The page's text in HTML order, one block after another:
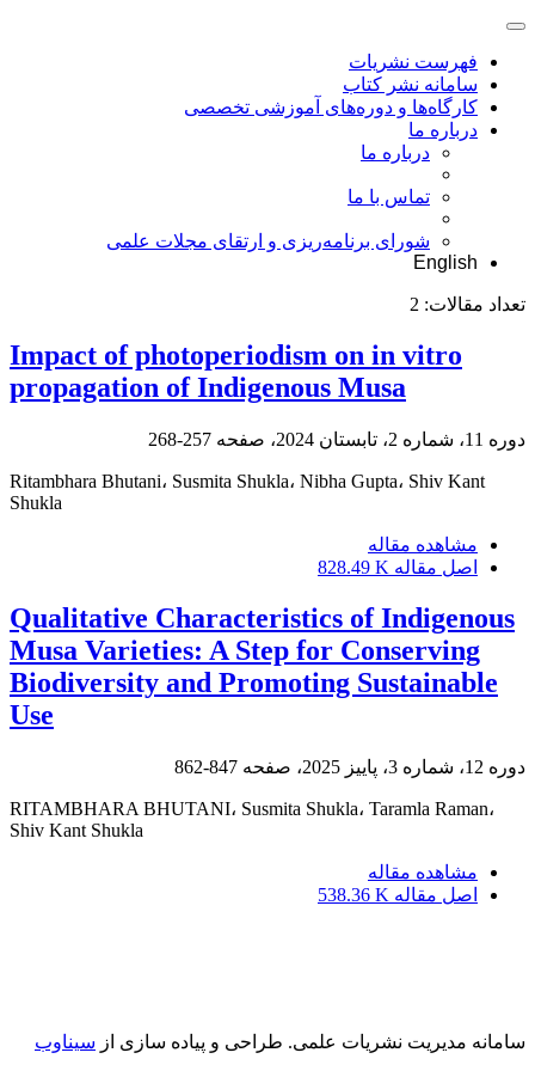
فهرست نشریات
سامانه نشر کتاب
کارگاه‌ها و دوره‌های آموزشی تخصصی
درباره ما
درباره ما
تماس با ما
شورای برنامه‌ریزی و ارتقای مجلات علمی
English
تعداد مقالات: 2
Impact of photoperiodism on in vitro
propagation of Indigenous Musa
دوره 11، شماره 2، تابستان 2024، صفحه 257-268
Ritambhara Bhutani، Susmita Shukla، Nibha Gupta، Shiv Kant
Shukla
مشاهده مقاله
اصل مقاله 828.49 K
Qualitative Characteristics of Indigenous
Musa Varieties: A Step for Conserving
Biodiversity and Promoting Sustainable
Use
دوره 12، شماره 3، پاییز 2025، صفحه 847-862
RITAMBHARA BHUTANI، Susmita Shukla، Taramla Raman،
Shiv Kant Shukla
مشاهده مقاله
اصل مقاله 538.36 K
سامانه مدیریت نشریات علمی. طراحی و پیاده سازی از سیناوب